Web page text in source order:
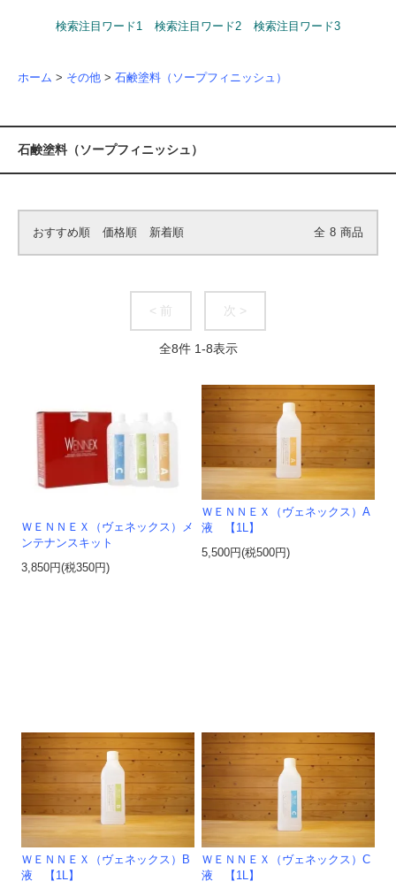
検索注目ワード1 検索注目ワード2 検索注目ワード3
ホーム > その他 > 石鹸塗料（ソープフィニッシュ）
石鹸塗料（ソープフィニッシュ）
おすすめ順 価格順 新着順 全 8 商品
< 前 次 >
全8件 1-8表示
ＷＥＮＮＥＸ（ヴェネックス）メ
ンテナンスキット
3,850円(税350円)
ＷＥＮＮＥＸ（ヴェネックス）A
液 【1L】
5,500円(税500円)
ＷＥＮＮＥＸ（ヴェネックス）B
液 【1L】
ＷＥＮＮＥＸ（ヴェネックス）C
液 【1L】